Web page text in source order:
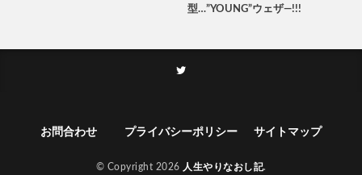
型…”YOUNG”ウェザ―!!!
お問合わせ プライバシーポリシー サイトマップ
© Copyright 2026 人生やりなおし記.